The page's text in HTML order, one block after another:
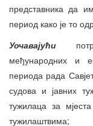
представника да
период како је то
Уочавајући
међународних и
периода рада
судова и јавних
тужилаца за
тужилаштвима;